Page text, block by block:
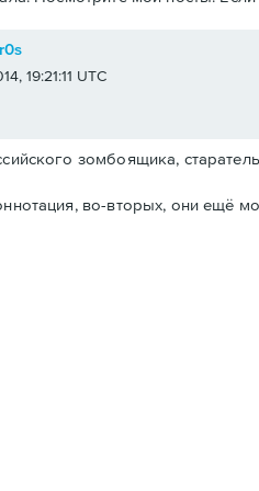
19:21:11 UTC
зомбоящика,
во-вторых, они ещё